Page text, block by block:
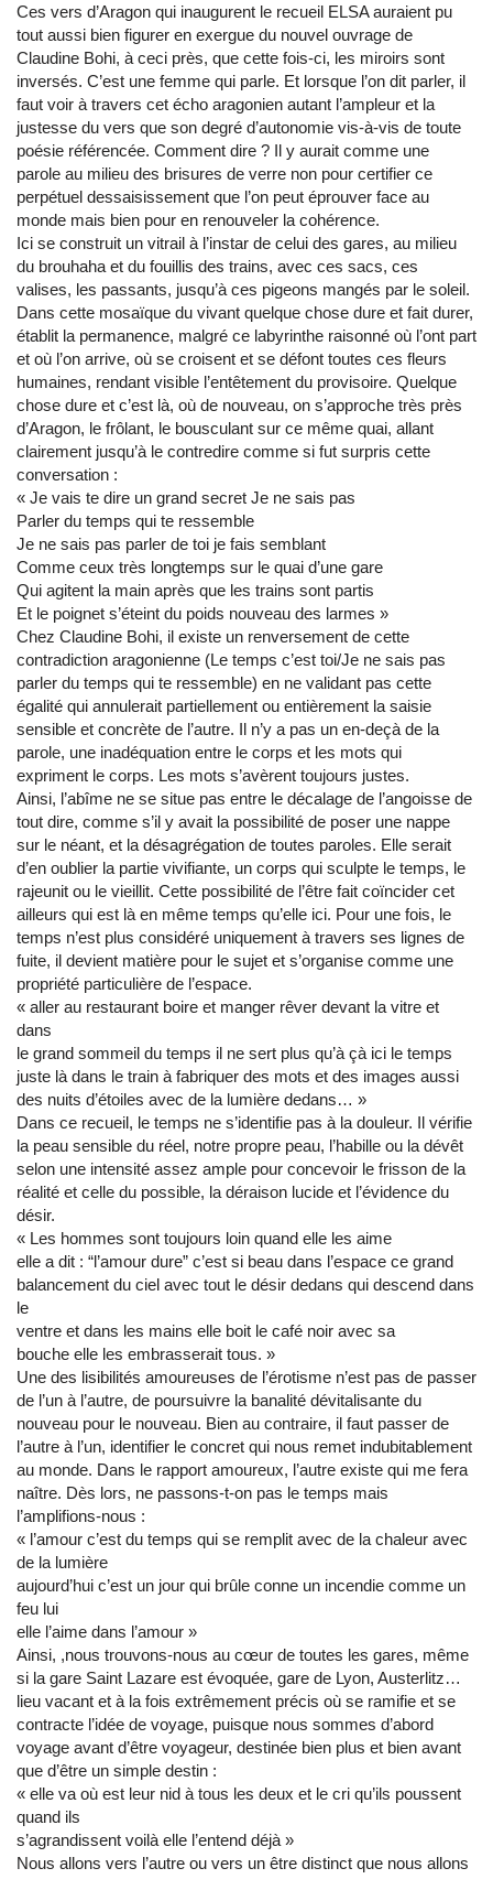
Ces vers d’Aragon qui inaugurent le recueil ELSA auraient pu
tout aussi bien figurer en exergue du nouvel ouvrage de
Claudine Bohi, à ceci près, que cette fois-ci, les miroirs sont
inversés. C’est une femme qui parle. Et lorsque l’on dit parler, il
faut voir à travers cet écho aragonien autant l’ampleur et la
justesse du vers que son degré d’autonomie vis-à-vis de toute
poésie référencée. Comment dire ? Il y aurait comme une
parole au milieu des brisures de verre non pour certifier ce
perpétuel dessaisissement que l’on peut éprouver face au
monde mais bien pour en renouveler la cohérence.
Ici se construit un vitrail à l’instar de celui des gares, au milieu
du brouhaha et du fouillis des trains, avec ces sacs, ces
valises, les passants, jusqu’à ces pigeons mangés par le soleil.
Dans cette mosaïque du vivant quelque chose dure et fait durer,
établit la permanence, malgré ce labyrinthe raisonné où l’ont part
et où l’on arrive, où se croisent et se défont toutes ces fleurs
humaines, rendant visible l’entêtement du provisoire. Quelque
chose dure et c’est là, où de nouveau, on s’approche très près
d’Aragon, le frôlant, le bousculant sur ce même quai, allant
clairement jusqu’à le contredire comme si fut surpris cette
conversation :
« Je vais te dire un grand secret Je ne sais pas
Parler du temps qui te ressemble
Je ne sais pas parler de toi je fais semblant
Comme ceux très longtemps sur le quai d’une gare
Qui agitent la main après que les trains sont partis
Et le poignet s’éteint du poids nouveau des larmes »
Chez Claudine Bohi, il existe un renversement de cette
contradiction aragonienne (Le temps c’est toi/Je ne sais pas
parler du temps qui te ressemble) en ne validant pas cette
égalité qui annulerait partiellement ou entièrement la saisie
sensible et concrète de l’autre. Il n’y a pas un en-deçà de la
parole, une inadéquation entre le corps et les mots qui
expriment le corps. Les mots s’avèrent toujours justes.
Ainsi, l’abîme ne se situe pas entre le décalage de l’angoisse de
tout dire, comme s’il y avait la possibilité de poser une nappe
sur le néant, et la désagrégation de toutes paroles. Elle serait
d’en oublier la partie vivifiante, un corps qui sculpte le temps, le
rajeunit ou le vieillit. Cette possibilité de l’être fait coïncider cet
ailleurs qui est là en même temps qu’elle ici. Pour une fois, le
temps n’est plus considéré uniquement à travers ses lignes de
fuite, il devient matière pour le sujet et s’organise comme une
propriété particulière de l’espace.
« aller au restaurant boire et manger rêver devant la vitre et
dans
le grand sommeil du temps il ne sert plus qu’à çà ici le temps
juste là dans le train à fabriquer des mots et des images aussi
des nuits d’étoiles avec de la lumière dedans… »
Dans ce recueil, le temps ne s’identifie pas à la douleur. Il vérifie
la peau sensible du réel, notre propre peau, l’habille ou la dévêt
selon une intensité assez ample pour concevoir le frisson de la
réalité et celle du possible, la déraison lucide et l’évidence du
désir.
« Les hommes sont toujours loin quand elle les aime
elle a dit : “l’amour dure” c’est si beau dans l’espace ce grand
balancement du ciel avec tout le désir dedans qui descend dans
le
ventre et dans les mains elle boit le café noir avec sa
bouche elle les embrasserait tous. »
Une des lisibilités amoureuses de l’érotisme n’est pas de passer
de l’un à l’autre, de poursuivre la banalité dévitalisante du
nouveau pour le nouveau. Bien au contraire, il faut passer de
l’autre à l’un, identifier le concret qui nous remet indubitablement
au monde. Dans le rapport amoureux, l’autre existe qui me fera
naître. Dès lors, ne passons-t-on pas le temps mais
l’amplifions-nous :
« l’amour c’est du temps qui se remplit avec de la chaleur avec
de la lumière
aujourd’hui c’est un jour qui brûle conne un incendie comme un
feu lui
elle l’aime dans l’amour »
Ainsi, ,nous trouvons-nous au cœur de toutes les gares, même
si la gare Saint Lazare est évoquée, gare de Lyon, Austerlitz…
lieu vacant et à la fois extrêmement précis où se ramifie et se
contracte l’idée de voyage, puisque nous sommes d’abord
voyage avant d’être voyageur, destinée bien plus et bien avant
que d’être un simple destin :
« elle va où est leur nid à tous les deux et le cri qu’ils poussent
quand ils
s’agrandissent voilà elle l’entend déjà »
Nous allons vers l’autre ou vers un être distinct que nous allons